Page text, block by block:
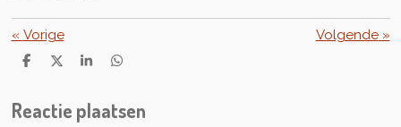
« Vorige Volgende»
D
e
n
D
l
S
r
e
D
e
n
Reactie plaatsen